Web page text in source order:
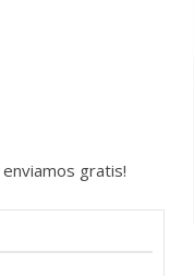
gratis!